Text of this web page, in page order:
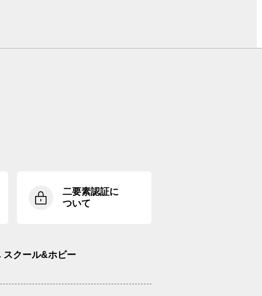
二要素認証に
ついて
スクール&ホビー